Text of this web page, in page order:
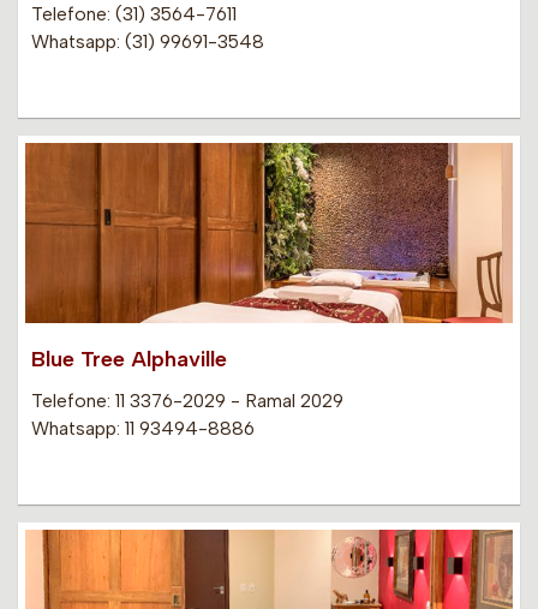
Telefone: (31) 3564-7611
Whatsapp: (31) 99691-3548
Blue Tree Alphaville
Telefone: 11 3376-2029 - Ramal 2029
Whatsapp: 11 93494-8886